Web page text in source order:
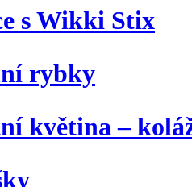
s Wikki Stix
rybky
květina –